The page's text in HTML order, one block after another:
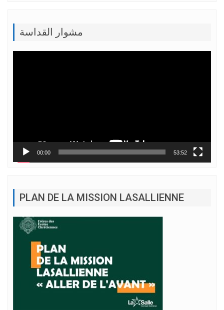
مشوار القداسة
00:00 53:52
PLAN DE LA MISSION LASALLIENNE